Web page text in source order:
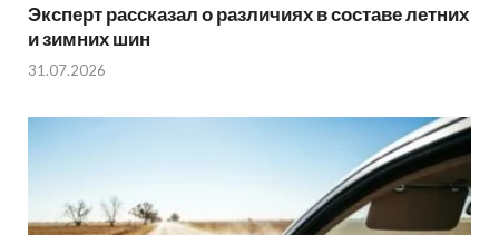
Эксперт рассказал о различиях в составе летних
и зимних шин
31.07.2026